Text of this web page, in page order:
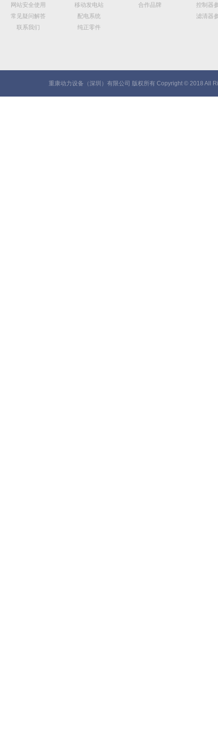
网站安全使用
常见疑问解答
联系我们
移动发电站
配电系统
纯正零件
合作品牌
控制器
滤清器
重康动力设备（深圳）有限公司 版权所有 Copyright © 2018 All